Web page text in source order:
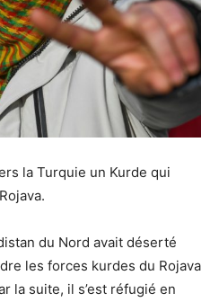
la Turquie un Kurde qui
du Nord avait déserté
les forces kurdes du Rojava
la suite, il s’est réfugié en